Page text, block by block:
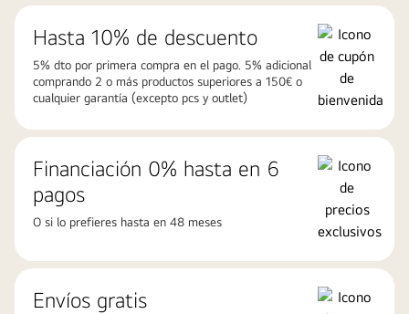
Hasta 10% de descuento
5% dto por primera compra en el pago. 5% adicional
comprando 2 o más productos superiores a 150€ o
cualquier garantía (excepto pcs y outlet)
Financiación 0% hasta en 6
pagos
O si lo prefieres hasta en 48 meses
Envíos gratis